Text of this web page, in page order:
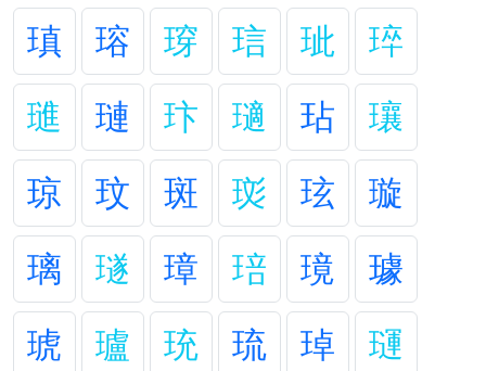
瑱
瑢 瑏 琂 玼
琗
璡
璉 玣 瓋 玷
瓖
琼
玟 斑 珳 玹
璇
璃
璲 璋 琣 璄
璩
琥
瓐 珫 琉 琸
璭